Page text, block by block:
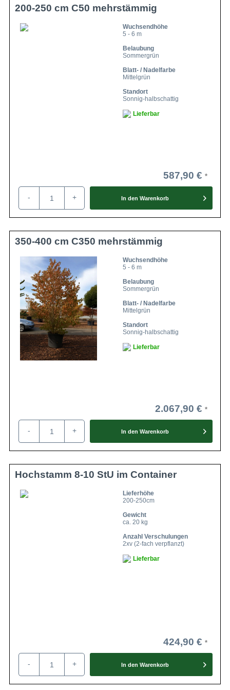
200-250 cm C50 mehrstämmig
Wuchsendhöhe
5 - 6 m
Belaubung
Sommergrün
Blatt- / Nadelfarbe
Mittelgrün
Standort
Sonnig-halbschattig
Lieferbar
587,90 €
- + In den Warenkorb
350-400 cm C350 mehrstämmig
Wuchsendhöhe
5 - 6 m
Belaubung
Sommergrün
Blatt- / Nadelfarbe
Mittelgrün
Standort
Sonnig-halbschattig
Lieferbar
2.067,90 €
- + In den Warenkorb
Hochstamm 8-10 StU im Container
Lieferhöhe
200-250cm
Gewicht
ca. 20 kg
Anzahl Verschulungen
2xv (2-fach verpflanzt)
Lieferbar
424,90 €
- + In den Warenkorb